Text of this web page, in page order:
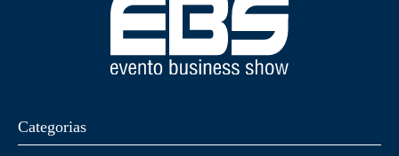
Categorias